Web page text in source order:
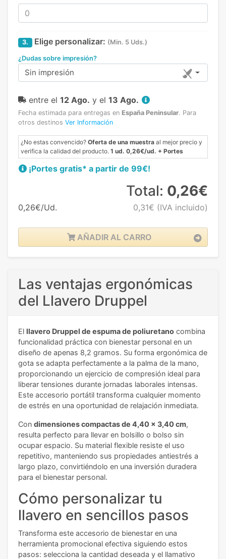
3. Elige personalizar: (Min. 5 Uds.)
¿Dudas sobre impresión?
Sin impresión
entre el 12 Ago. y el 13 Ago.
Fecha estimada para entregas en España Peninsular. Para
otros destinos Ver Información
¿No estas convencido? Oferta de una muestra al mejor precio y
verifica la calidad del producto. 1 ud. 0,26€/ud. + Portes
¡Portes gratis* a partir de 99€!
0,26€/Ud.
Total: 0,26€
0,31€ (IVA incluido)
AÑADIR AL CARRO
Las ventajas ergonómicas
del Llavero Druppel
El llavero Druppel de espuma de poliuretano combina
funcionalidad práctica con bienestar personal en un
diseño de apenas 8,2 gramos. Su forma ergonómica de
gota se adapta perfectamente a la palma de la mano,
proporcionando un ejercicio de compresión ideal para
liberar tensiones durante jornadas laborales intensas.
Este accesorio portátil transforma cualquier momento
de estrés en una oportunidad de relajación inmediata.
Con dimensiones compactas de 4,40 x 3,40 cm,
resulta perfecto para llevar en bolsillo o bolso sin
ocupar espacio. Su material flexible resiste el uso
repetitivo, manteniendo sus propiedades antiestrés a
largo plazo, convirtiéndolo en una inversión duradera
para el bienestar personal.
Cómo personalizar tu
llavero en sencillos pasos
Transforma este accesorio de bienestar en una
herramienta promocional efectiva siguiendo estos
pasos: selecciona la cantidad deseada y el llamativo